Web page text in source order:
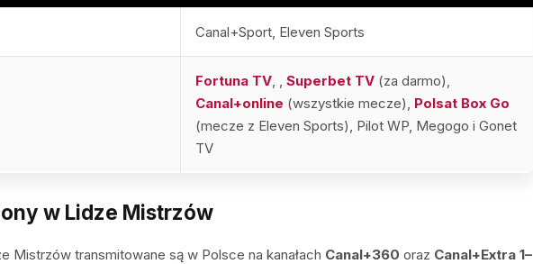
Canal+Sport, Eleven Sports
Fortuna TV, , Superbet TV (za darmo),
Canal+online (wszystkie mecze), Polsat Box Go
(mecze z Eleven Sports), Pilot WP, Megogo i Gonet
TV
w Lidze Mistrzów
Mistrzów transmitowane są w Polsce na kanałach Canal+360 oraz Canal+Extra 1–